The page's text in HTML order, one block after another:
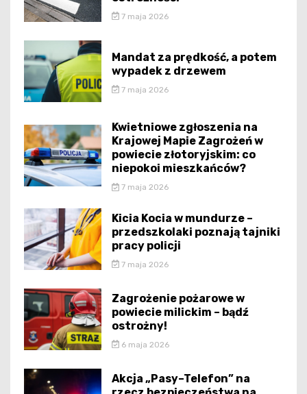
7 maja 2026
Mandat za prędkość, a potem
wypadek z drzewem
7 maja 2026
Kwietniowe zgłoszenia na
Krajowej Mapie Zagrożeń w
powiecie złotoryjskim: co
niepokoi mieszkańców?
7 maja 2026
Kicia Kocia w mundurze –
przedszkolaki poznają tajniki
pracy policji
7 maja 2026
Zagrożenie pożarowe w
powiecie milickim – bądź
ostrożny!
6 maja 2026
Akcja „Pasy–Telefon” na